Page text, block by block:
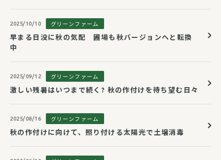
2025/10/10 グリーンファーム
早まる日没に秋の気配 圃場も秋バージョンへと転換
中
2025/09/12 グリーンファーム
激しい残暑はいつまで続く? 秋の作付けを待ち望む日々
2025/08/16 グリーンファーム
秋の作付けに向けて、照り付ける太陽光で土壌消毒